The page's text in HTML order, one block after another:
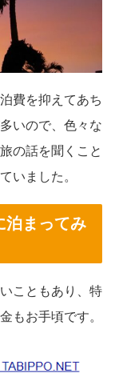
費を抑えてあち
いので、色々な
の話を聞くこと
いました。
泊まってみ
こともあり、特
もお手頃です。